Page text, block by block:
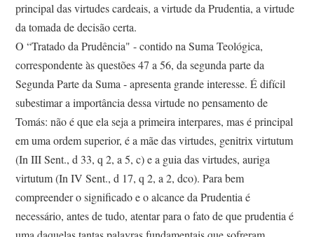
principal das virtudes cardeais, a virtude da Prudentia, a virtude
da tomada de decisão certa.
O “Tratado da Prudência" - contido na Suma Teológica,
correspondente às questões 47 a 56, da segunda parte da
Segunda Parte da Suma - apresenta grande interesse. É difícil
subestimar a importância dessa virtude no pensamento de
Tomás: não é que ela seja a primeira interpares, mas é principal
em uma ordem superior, é a mãe das virtudes, genitrix virtutum
(In III Sent., d 33, q 2, a 5, c) e a guia das virtudes, auriga
virtutum (In IV Sent., d 17, q 2, a 2, dco). Para bem
compreender o significado e o alcance da Prudentia é
necessário, antes de tudo, atentar para o fato de que prudentia é